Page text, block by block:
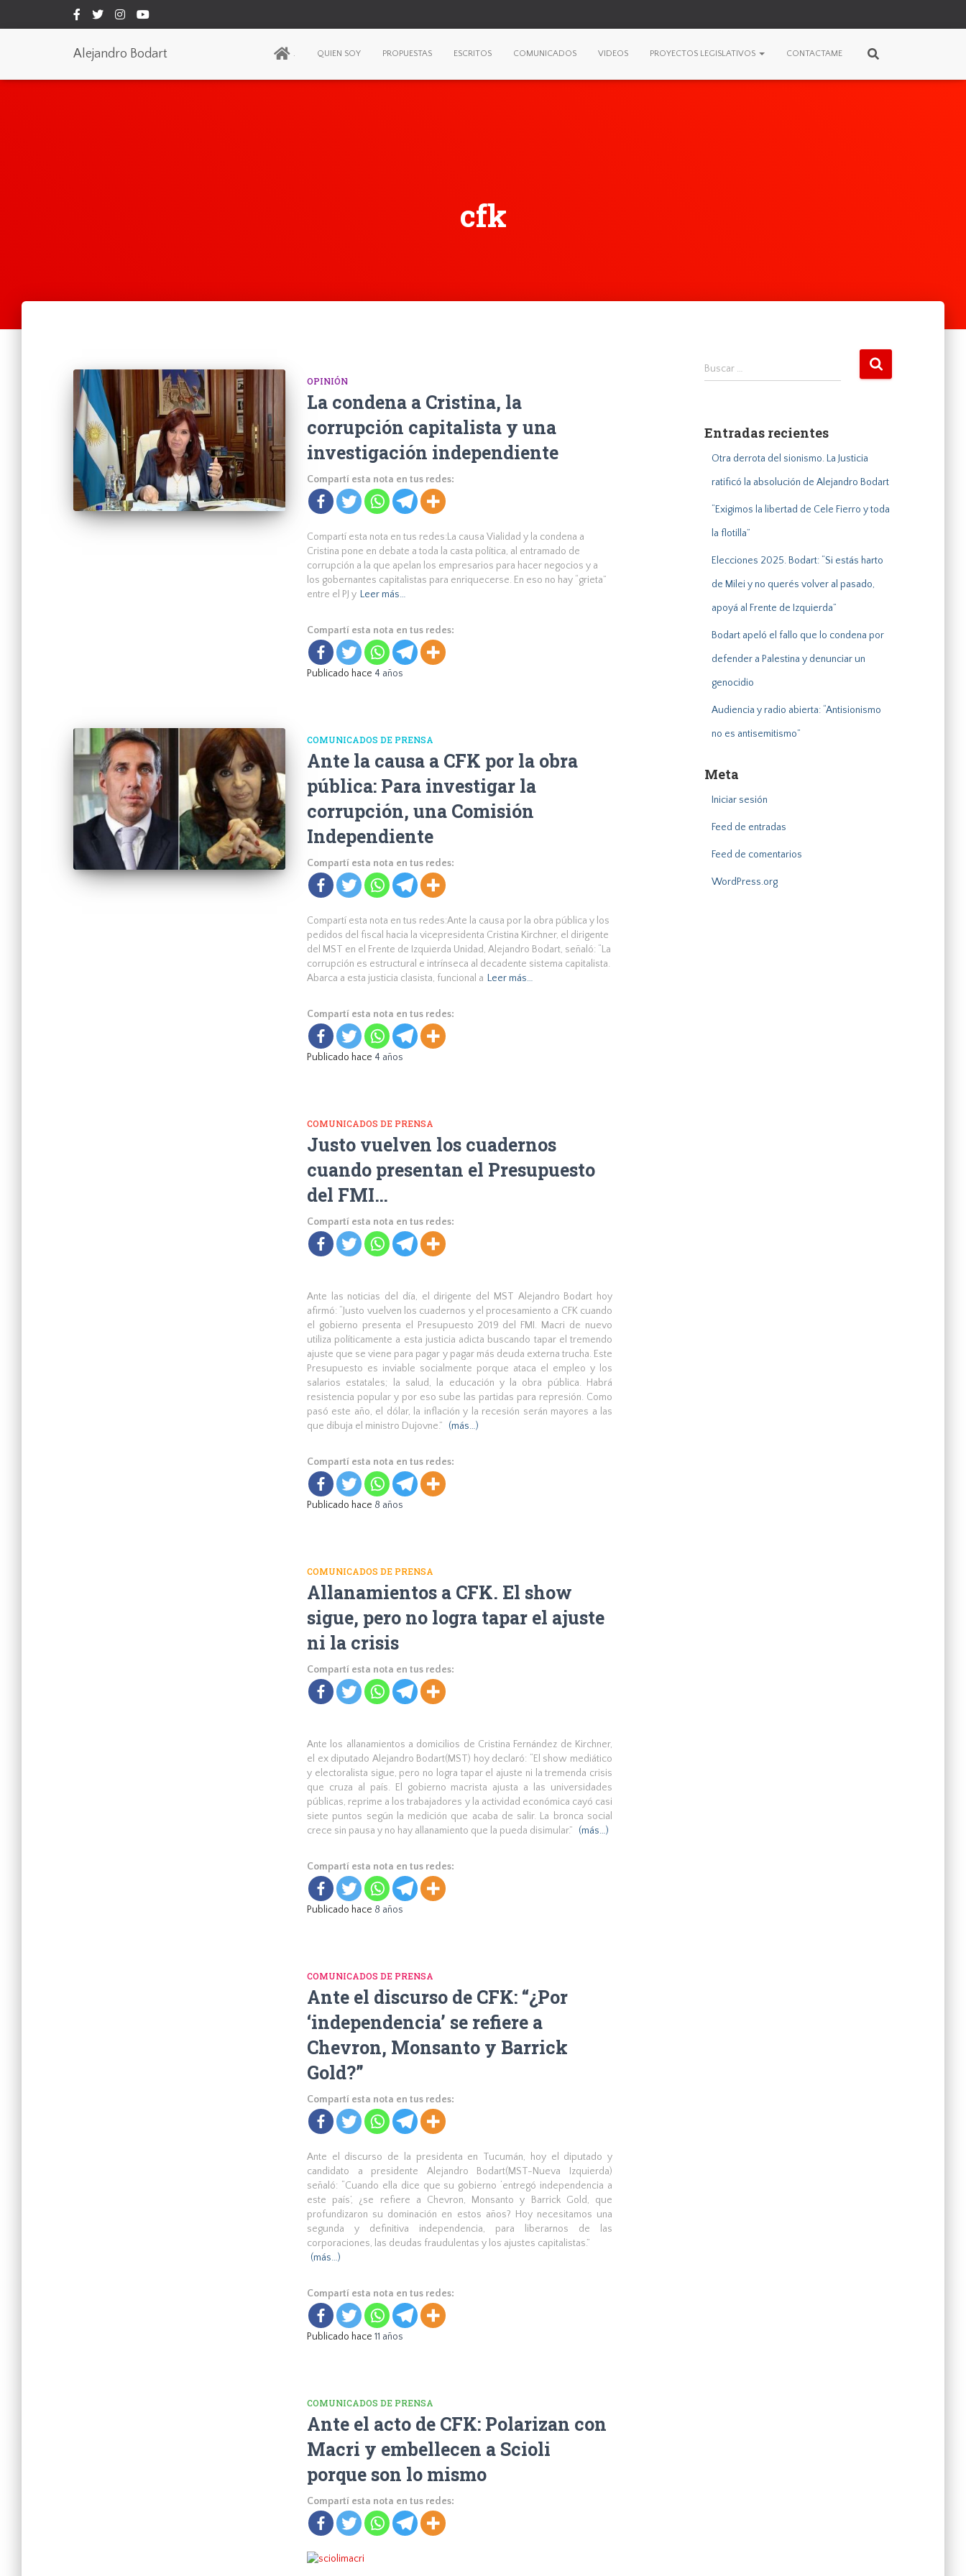
Alejandro Bodart . QUIEN SOY PROPUESTAS ESCRITOS COMUNICADOS VIDEOS PROYECTOS LEGISLATIVOS CONTACTAME
cfk
OPINIÓN
La condena a Cristina, la
corrupción capitalista y una
investigación independiente
Compartí esta nota en tus redes:
Compartí esta nota en tus redes:La causa Vialidad y la condena a
Cristina pone en debate a toda la casta política, al entramado de
corrupción a la que apelan los empresarios para hacer negocios y a
los gobernantes capitalistas para enriquecerse. En eso no hay “grieta”
entre el PJ y Leer más…
Compartí esta nota en tus redes:
Publicado hace 4 años
COMUNICADOS DE PRENSA
Ante la causa a CFK por la obra
pública: Para investigar la
corrupción, una Comisión
Independiente
Compartí esta nota en tus redes:
Compartí esta nota en tus redes:Ante la causa por la obra pública y los
pedidos del fiscal hacia la vicepresidenta Cristina Kirchner, el dirigente
del MST en el Frente de Izquierda Unidad, Alejandro Bodart, señaló: “La
corrupción es estructural e intrínseca al decadente sistema capitalista.
Abarca a esta justicia clasista, funcional a Leer más…
Compartí esta nota en tus redes:
Publicado hace 4 años
COMUNICADOS DE PRENSA
Justo vuelven los cuadernos
cuando presentan el Presupuesto
del FMI…
Compartí esta nota en tus redes:
Ante las noticias del día, el dirigente del MST Alejandro Bodart hoy
afirmó: “Justo vuelven los cuadernos y el procesamiento a CFK cuando
el gobierno presenta el Presupuesto 2019 del FMI. Macri de nuevo
utiliza políticamente a esta justicia adicta buscando tapar el tremendo
ajuste que se viene para pagar y pagar más deuda externa trucha. Este
Presupuesto es inviable socialmente porque ataca el empleo y los
salarios estatales; la salud, la educación y la obra pública. Habrá
resistencia popular y por eso sube las partidas para represión. Como
pasó este año, el dólar, la inflación y la recesión serán mayores a las
que dibuja el ministro Dujovne.”
(más…)
Compartí esta nota en tus redes:
Publicado hace 8 años
COMUNICADOS DE PRENSA
Allanamientos a CFK. El show
sigue, pero no logra tapar el ajuste
ni la crisis
Compartí esta nota en tus redes:
Ante los allanamientos a domicilios de Cristina Fernández de Kirchner,
el ex diputado Alejandro Bodart(MST) hoy declaró: “El show mediático
y electoralista sigue, pero no logra tapar el ajuste ni la tremenda crisis
que cruza al país. El gobierno macrista ajusta a las universidades
públicas, reprime a los trabajadores y la actividad económica cayó casi
siete puntos según la medición que acaba de salir. La bronca social
crece sin pausa y no hay allanamiento que la pueda disimular.”
(más…)
Compartí esta nota en tus redes:
Publicado hace 8 años
COMUNICADOS DE PRENSA
Ante el discurso de CFK: “¿Por
‘independencia’ se refiere a
Chevron, Monsanto y Barrick
Gold?”
Compartí esta nota en tus redes:
Ante el discurso de la presidenta en Tucumán, hoy el diputado y
candidato a presidente Alejandro Bodart(MST-Nueva Izquierda)
señaló: “Cuando ella dice que su gobierno ‘entregó independencia a
este país’, ¿se refiere a Chevron, Monsanto y Barrick Gold, que
profundizaron su dominación en estos años? Hoy necesitamos una
segunda y definitiva independencia, para liberarnos de las
corporaciones, las deudas fraudulentas y los ajustes capitalistas.”
(más…)
Compartí esta nota en tus redes:
Publicado hace 11 años
COMUNICADOS DE PRENSA
Ante el acto de CFK: Polarizan con
Macri y embellecen a Scioli
porque son lo mismo
Compartí esta nota en tus redes:
B
r
Buscar …
Entradas recientes
Otra derrota del sionismo. La Justicia
ratificó la absolución de Alejandro Bodart
“Exigimos la libertad de Cele Fierro y toda
la flotilla”
Elecciones 2025. Bodart: “Si estás harto
de Milei y no querés volver al pasado,
apoyá al Frente de Izquierda”
Bodart apeló el fallo que lo condena por
defender a Palestina y denunciar un
genocidio
Audiencia y radio abierta: “Antisionismo
no es antisemitismo”
Meta
Iniciar sesión
Feed de entradas
Feed de comentarios
WordPress.org